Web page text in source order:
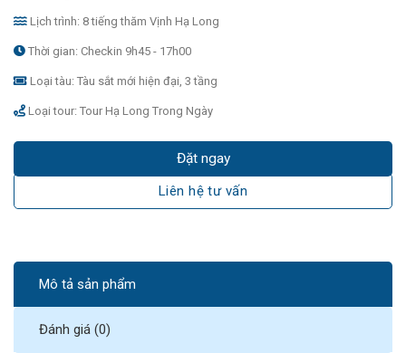
Lịch trình: 8 tiếng thăm Vịnh Hạ Long
Thời gian: Checkin 9h45 - 17h00
Loại tàu: Tàu sắt mới hiện đại, 3 tầng
Loại tour: Tour Hạ Long Trong Ngày
Đặt ngay
Liên hệ tư vấn
Mô tả sản phẩm
Đánh giá (0)